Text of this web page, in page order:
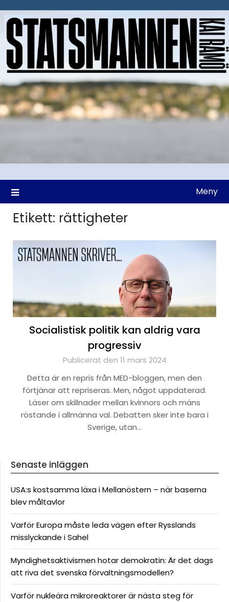
till
Meny
Etikett: rättigheter
Socialistisk politik kan aldrig vara
progressiv
Publicerat den 11 mars 2024
Detta är en repris från MED-bloggen, men den
förtjänar att repriseras. Men, något uppdaterad.
Läser om skillnader mellan kvinnors och mäns
röstande i allmänna val. Debatten sker inte bara i
Sverige, utan…
Senaste inläggen
USA:s kostsamma läxa i Mellanöstern – när baserna
blev måltavlor
Varför Europa måste leda vägen efter Rysslands
misslyckande i Sahel
Myndighetsaktivismen hotar demokratin: Är det dags
att riva det svenska förvaltningsmodellen?
Varför nukleära mikroreaktorer är nästa steg för